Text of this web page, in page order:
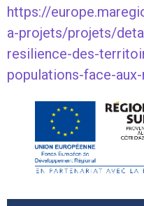
https://
a-projets/projets/
resilience-des-
populations-face-